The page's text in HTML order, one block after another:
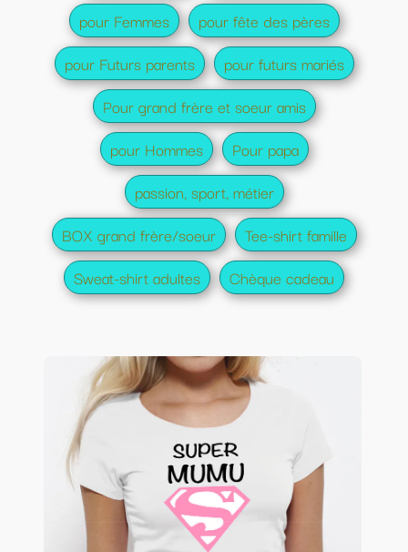
pour Femmes
pour fête des pères
pour Futurs parents
pour futurs mariés
Pour grand frère et soeur amis
pour Hommes
Pour papa
passion, sport, métier
BOX grand frère/soeur
Tee-shirt famille
Sweat-shirt adultes
Chèque cadeau